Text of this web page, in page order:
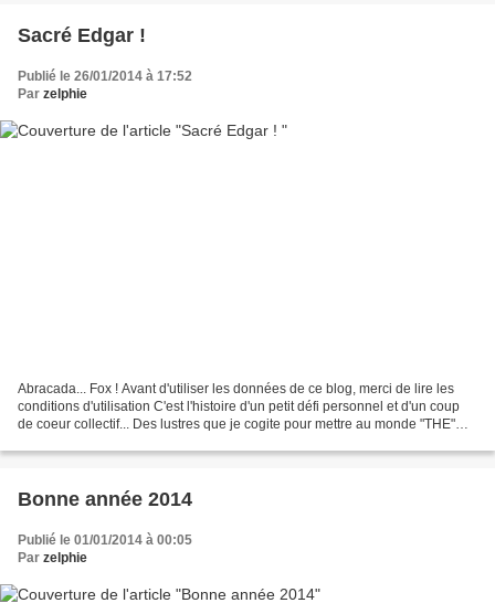
Sacré Edgar !
Publié le 26/01/2014 à 17:52
Par zelphie
Abracada... Fox ! Avant d'utiliser les données de ce blog, merci de lire les
conditions d'utilisation C'est l'histoire d'un petit défi personnel et d'un coup
de coeur collectif... Des lustres que je cogite pour mettre au monde "THE"
Bonne année 2014
Publié le 01/01/2014 à 00:05
Par zelphie